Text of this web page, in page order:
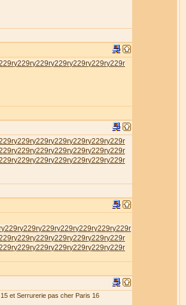
у229rу229rу229rу229rу229rу229r
у229rу229rу229rу229rу229rу229r
у229rу229rу229rу229rу229rу229r
у229rу229rу229rу229rу229rу229r
у229rу229rу229rу229rу229rу229rу229r
у229rу229rу229rу229rу229rу229r
у229rу229rу229rу229rу229rу229r
et Serrurerie pas cher Paris 16